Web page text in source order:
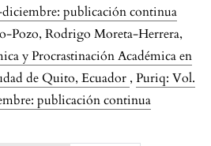
publicación continua
Pozo, Rodrigo Moreta-Herrera,
y Procrastinación Académica en
de Quito, Ecuador , Puriq: Vol.
publicación continua